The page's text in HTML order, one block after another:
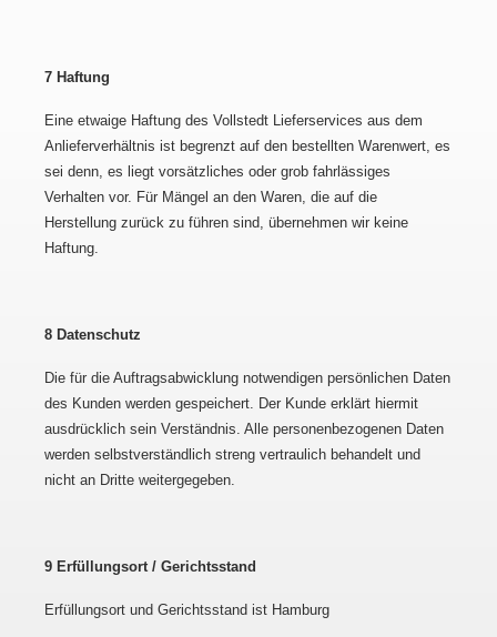
7 Haftung
Eine etwaige Haftung des Vollstedt Lieferservices aus dem
Anlieferverhältnis ist begrenzt auf den bestellten Warenwert, es
sei denn, es liegt vorsätzliches oder grob fahrlässiges
Verhalten vor. Für Mängel an den Waren, die auf die
Herstellung zurück zu führen sind, übernehmen wir keine
Haftung.
8 Datenschutz
Die für die Auftragsabwicklung notwendigen persönlichen Daten
des Kunden werden gespeichert. Der Kunde erklärt hiermit
ausdrücklich sein Verständnis. Alle personenbezogenen Daten
werden selbstverständlich streng vertraulich behandelt und
nicht an Dritte weitergegeben.
9 Erfüllungsort / Gerichtsstand
Erfüllungsort und Gerichtsstand ist Hamburg